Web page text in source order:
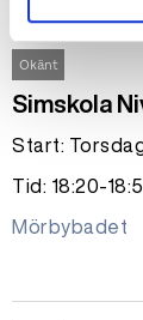
Okänt
Simskola
Start:
Tid: 18:20-
Mörbybadet